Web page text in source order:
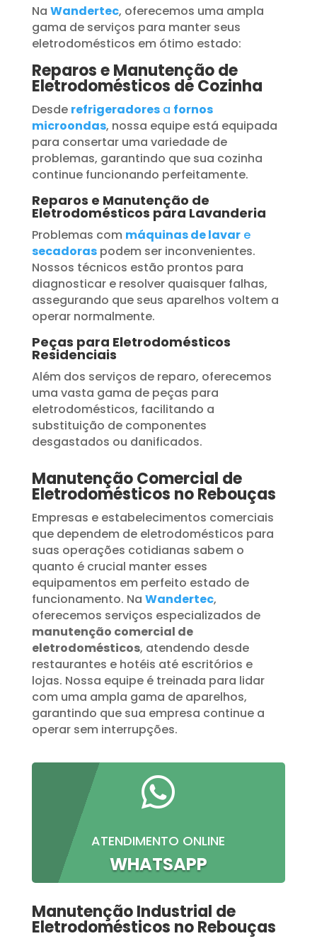
Na Wandertec, oferecemos uma ampla
gama de serviços para manter seus
eletrodomésticos em ótimo estado:
Reparos e Manutenção de
Eletrodomésticos de Cozinha
Desde refrigeradoresa fornos
microondas, nossa equipe está equipada
para consertar uma variedade de
problemas, garantindo que sua cozinha
continue funcionando perfeitamente.
Reparos e Manutenção de
Eletrodomésticos para Lavanderia
Problemas com máquinas de lavare
secadoraspodem ser inconvenientes.
Nossos técnicos estão prontos para
diagnosticar e resolver quaisquer falhas,
assegurando que seus aparelhos voltem a
operar normalmente.
Peças para Eletrodomésticos
Residenciais
Além dos serviços de reparo, oferecemos
uma vasta gama de peças para
eletrodomésticos, facilitando a
substituição de componentes
desgastados ou danificados.
Manutenção Comercial de
Eletrodomésticos no Rebouças
Empresas e estabelecimentos comerciais
que dependem de eletrodomésticos para
suas operações cotidianas sabem o
quanto é crucial manter esses
equipamentos em perfeito estado de
funcionamento. Na Wandertec,
oferecemos serviços especializados de
manutenção comercial de
eletrodomésticos, atendendo desde
restaurantes e hotéis até escritórios e
lojas. Nossa equipe é treinada para lidar
com uma ampla gama de aparelhos,
garantindo que sua empresa continue a
operar sem interrupções.

ATENDIMENTO ONLINE
WHATSAPP
Manutenção Industrial de
Eletrodomésticos no Rebouças